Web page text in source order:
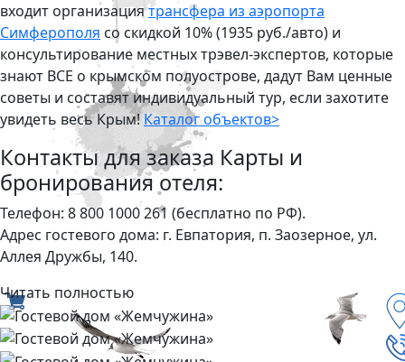
входит организациятрансфера из аэропорта
Симферополя со скидкой 10% (1935 руб./авто) и
консультирование местных трэвел-экспертов, которые
знают ВСЕ о крымском полуострове, дадут Вам ценные
советы и составят индивидуальный тур, если захотите
увидеть весь Крым!Каталог объектов>
Контакты для заказа Карты и
бронирования отеля:
Телефон: 8 800 1000 261 (бесплатно по РФ).
Адрес гостевого дома: г. Евпатория, п. Заозерное, ул.
Аллея Дружбы, 140.
Читать полностью